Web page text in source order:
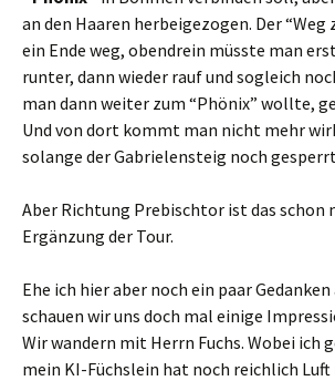
an den Haaren herbeigezogen. Der
ein Ende weg, obendrein müsste man
runter, dann wieder rauf und sogleich
man dann weiter zum “Phönix” wollte,
Und von dort kommt man nicht mehr
solange der Gabrielensteig noch
Aber Richtung Prebischtor ist das schon
Ergänzung der Tour.
Ehe ich hier aber noch ein paar
schauen wir uns doch mal einige
Wir wandern mit Herrn Fuchs. Wobei ich
mein KI-Füchslein hat noch reichlich Luft